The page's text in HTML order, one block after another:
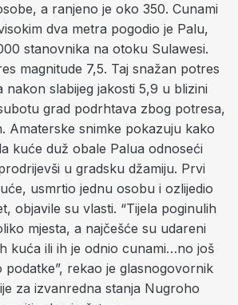
a ranjeno je oko 350. Cunami
dva metra pogodio je Palu,
stanovnika na otoku Sulawesi.
magnitude 7,5. Taj snažan potres
nakon slabijeg jakosti 5,9 u blizini
grad podrhtava zbog potresa,
Amaterske snimke pokazuju kako
kuće duž obale Palua odnoseći
u gradsku džamiju. Prvi
usmrtio jednu osobu i ozlijedio
objavile su vlasti. “Tijela poginulih
mjesta, a najčešće su udareni
kuća ili ih je odnio cunami…no još
podatke”, rekao je glasnogovornik
za izvanredna stanja Nugroho